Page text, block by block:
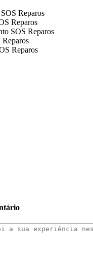
Reparos
Reparos
SOS Reparos
Reparos